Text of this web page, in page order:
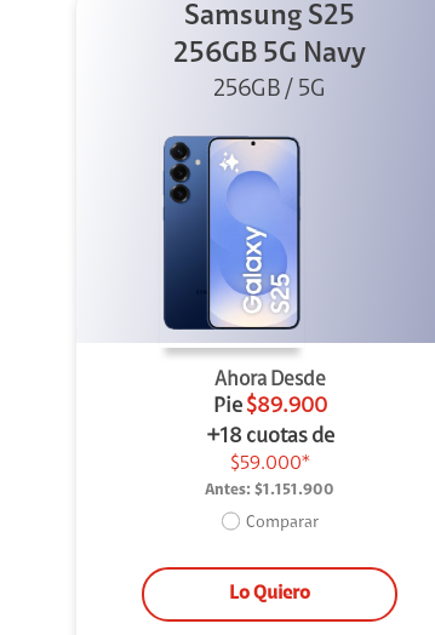
Samsung S25
256GB 5G Navy
256GB / 5G
Ahora Desde
Pie $89.900
+18 cuotas de
$59.000*
Antes: $1.151.900
Comparar
Lo Quiero